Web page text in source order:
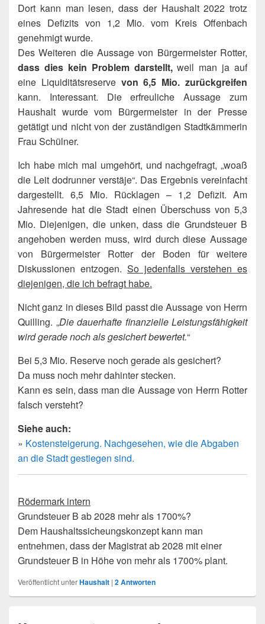
Dort kann man lesen, dass der Haushalt 2022 trotz
eines Defizits von 1,2 Mio. vom Kreis Offenbach
genehmigt wurde.
Des Weiteren die Aussage von Bürgermeister Rotter,
dass dies kein Problem darstellt,weil man ja auf
eine Liquiditätsreserve von 6,5 Mio. zurückgreifen
kann. Interessant. Die erfreuliche Aussage zum
Haushalt wurde vom Bürgermeister in der Presse
getätigt und nicht von der zuständigen Stadtkämmerin
Frau Schülner.
Ich habe mich mal umgehört, und nachgefragt, „woaß
die Leit dodrunner verstäje“. Das Ergebnis vereinfacht
dargestellt. 6,5 Mio. Rücklagen – 1,2 Defizit. Am
Jahresende hat die Stadt einen Überschuss von 5,3
Mio. Diejenigen, die unken, dass die Grundsteuer B
angehoben werden muss, wird durch diese Aussage
von Bürgermeister Rotter der Boden für weitere
Diskussionen entzogen. So jedenfalls verstehen es
diejenigen, die ich befragt habe.
Nicht ganz in dieses Bild passt die Aussage von Herrn
Quilling. „Die dauerhafte finanzielle Leistungsfähigkeit
wird gerade noch als gesichert bewertet.“
Bei 5,3 Mio. Reserve noch gerade als gesichert?
Da muss noch mehr dahinter stecken.
Kann es sein, dass man die Aussage von Herrn Rotter
falsch versteht?
Siehe auch:
» Kostensteigerung. Nachgesehen, wie die Abgaben
an die Stadt gestiegen sind.
Rödermark intern
Grundsteuer B ab 2028 mehr als 1700%?
Dem Haushaltssicheungskonzept kann man
entnehmen, dass der Magistrat ab 2028 mit einer
Grundsteuer B in Höhe von mehr als 1700% plant.
Veröffentlicht unterHaushalt | 2Antworten